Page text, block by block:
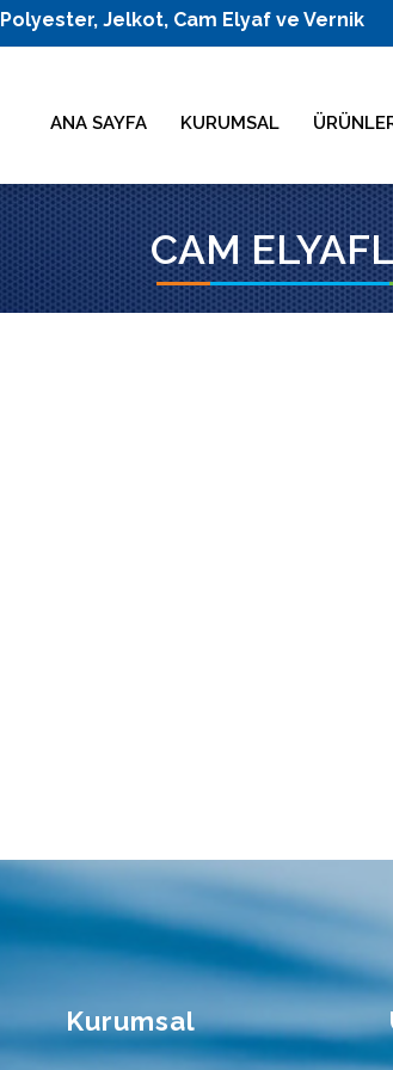
Polyester, Jelkot, Cam Elyaf ve Vernik
ANA SAYFA KURUMSAL
CAM
Kurumsal